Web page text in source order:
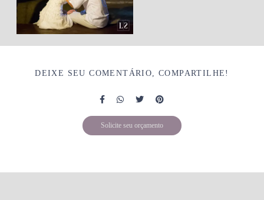
DEIXE SEU COMENTÁRIO, COMPARTILHE!
Solicite seu orçamento